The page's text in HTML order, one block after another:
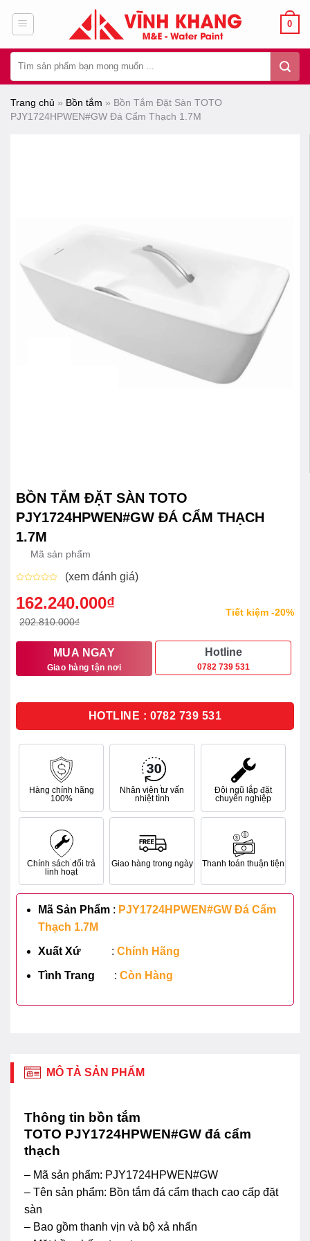
dung
0
kiếm:
Trang chủ » Bồn tắm » Bồn Tắm Đặt Sàn TOTO
PJY1724HPWEN#GW Đá Cẩm Thạch 1.7M
BỒN TẮM ĐẶT SÀN TOTO
PJY1724HPWEN#GW ĐÁ CẨM THẠCH
1.7M
Mã sản phẩm
xếp
hạng
5
(xem đánh giá)
202.810.000₫
Giá
gốc
202.810.000₫.
162.240.000₫
Giá
hiện
162.240.000₫.
Tiết kiệm -20%
MUA NGAY
Giao hàng tận nơi
Hotline
0782 739 531
HOTLINE : 0782 739 531
Hàng chính hãng
100%
Nhân viên tư vấn
nhiệt tình
Đội ngũ lắp đặt
chuyên nghiệp
Chính sách đổi trả
linh hoạt
Giao hàng trong ngày Thanh toán thuận tiện
Mã Sản Phẩm: PJY1724HPWEN#GW Đá Cẩm
Thạch 1.7M
Xuất Xứ : Chính Hãng
Tình Trang : Còn Hàng
MÔ TẢ SẢN PHẨM
Thông tin bồn tắm
TOTO PJY1724HPWEN#GW đá cẩm
thạch
– Mã sản phẩm: PJY1724HPWEN#GW
– Tên sản phẩm: Bồn tắm đá cẩm thạch cao cấp đặt
sàn
– Bao gồm thanh vịn và bộ xả nhấn